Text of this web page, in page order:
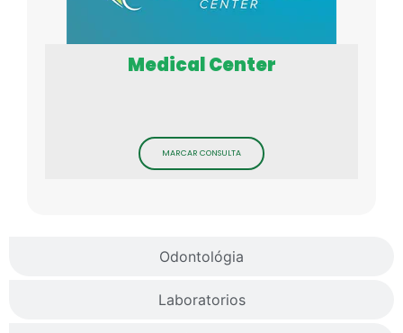
Odontológia
Laboratorios
Medical Center
MARCAR CONSULTA